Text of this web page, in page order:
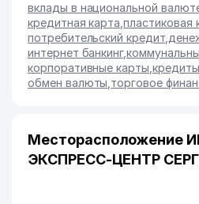
вклады в национальной
кредитная карта ,пластиковая
потребительский кредит,
интернет банкинг,
корпоративные карты ,
обмен валюты торговое
Месторасположение
ЭКСПРЕСС-ЦЕНТР